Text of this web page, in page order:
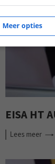
EISA HT
Lees meer
Meer opties